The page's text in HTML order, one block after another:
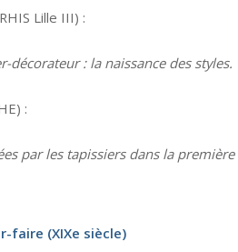
Lille III) :
décorateur : la naissance des styles.
:
par les tapissiers dans la
faire (XIXe siècle)